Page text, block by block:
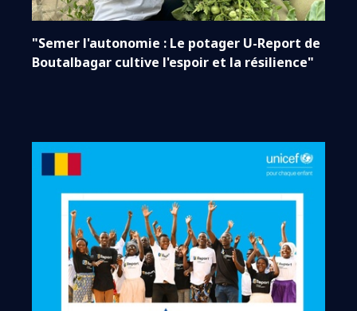
"Semer l'autonomie : Le potager U-Report de
Boutalbagar cultive l'espoir et la résilience"